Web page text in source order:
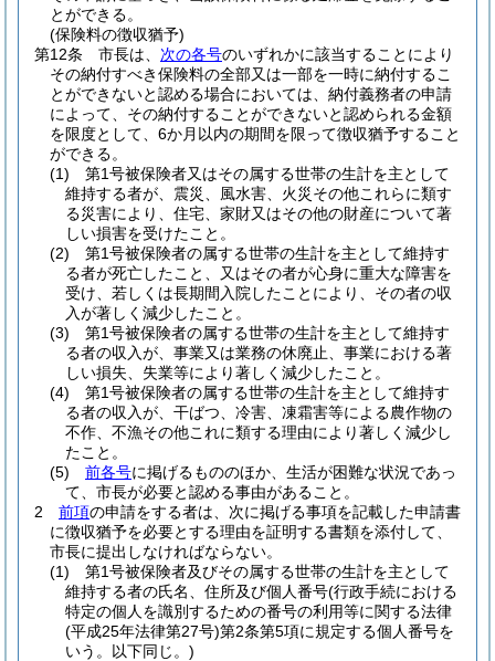
とができる。
(保険料の徴収猶予)
第12条
市長は、 次の各号のいずれかに該当することにより
その納付すべき保険料の全部又は一部を一時に納付するこ
とができないと認める場合においては、納付義務者の申請
によって、その納付することができないと認められる金額
を限度として、6か月以内の期間を限って徴収猶予すること
ができる。
(1)
第1号被保険者又はその属する世帯の生計を主として
維持する者が、震災、風水害、火災その他これらに類す
る災害により、住宅、家財又はその他の財産について著
しい損害を受けたこと。
(2)
第1号被保険者の属する世帯の生計を主として維持す
る者が死亡したこと、又はその者が心身に重大な障害を
受け、若しくは長期間入院したことにより、その者の収
入が著しく減少したこと。
(3)
第1号被保険者の属する世帯の生計を主として維持す
る者の収入が、事業又は業務の休廃止、事業における著
しい損失、失業等により著しく減少したこと。
(4)
第1号被保険者の属する世帯の生計を主として維持す
る者の収入が、干ばつ、冷害、凍霜害等による農作物の
不作、不漁その他これに類する理由により著しく減少し
たこと。
(5)
前各号に掲げるもののほか、生活が困難な状況であっ
て、市長が必要と認める事由があること。
2
前項の申請をする者は、次に掲げる事項を記載した申請書
に徴収猶予を必要とする理由を証明する書類を添付して、
市長に提出しなければならない。
(1)
第1号被保険者及びその属する世帯の生計を主として
維持する者の氏名、住所及び個人番号(行政手続における
特定の個人を識別するための番号の利用等に関する法律
(平成25年法律第27号)第2条第5項に規定する個人番号を
いう。以下同じ。)